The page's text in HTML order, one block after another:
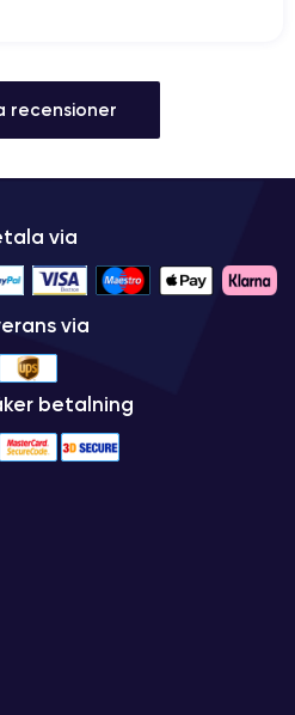
recensioner
via
via
betalning